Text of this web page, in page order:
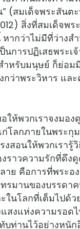
(สมเด็จพระสัน
สิ่งที่สมเด็จพ
ากว่าไม่มีที่ว่าง
นการปฏิเสธพระ
ำหรับมนุษย์ ก็ย่อ
ว่าพระวิหาร แล
วกเราจงมองดู
โลกภายในพระ
งสอนให้พวกเรา
ราวความรักที่ดึง
ย คือการที่พระอ
มานของบรรดา
ในโลกที่เต็มไปด้
สงแห่งความรอด
ท่านไว้อย่างหนั